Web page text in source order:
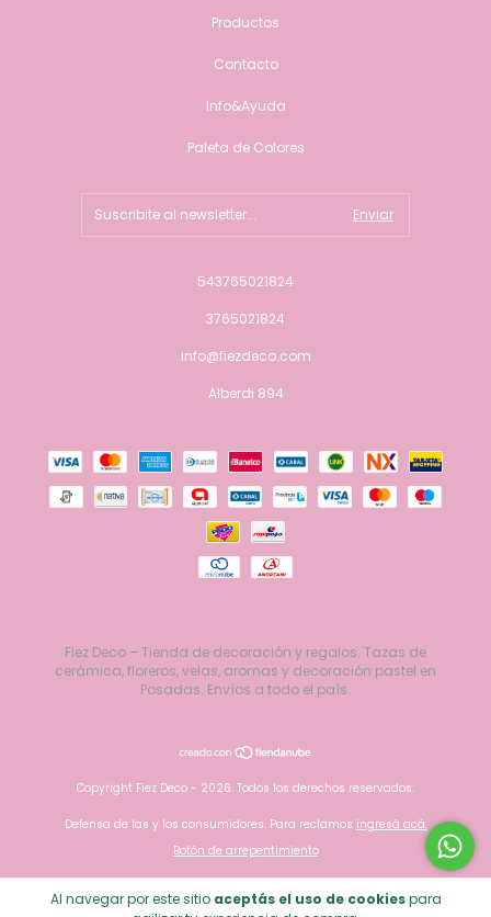
Al navegar por este sitio aceptás el uso de cookiespara
Productos
Contacto
Info&Ayuda
Paleta de Colores
543765021824
3765021824
info@fiezdeco.com
Alberdi 894
Fiez Deco – Tienda de decoración y regalos. Tazas de
cerámica, floreros, velas, aromas y decoración pastel en
Posadas. Envíos a todo el país.
Copyright Fiez Deco - 2026. Todos los derechos reservados.
Defensa de las y los consumidores. Para reclamos ingresá acá.
Botón de arrepentimiento